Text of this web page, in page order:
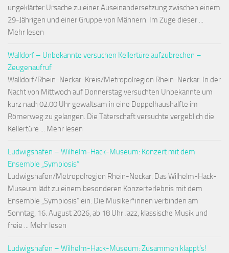
ungeklärter Ursache zu einer Auseinandersetzung zwischen einem
29-Jährigen und einer Gruppe von Männern. Im Zuge dieser ...
Mehr lesen
Walldorf – Unbekannte versuchen Kellertüre aufzubrechen –
Zeugenaufruf
Walldorf/Rhein-Neckar-Kreis/Metropolregion Rhein-Neckar. In der
Nacht von Mittwoch auf Donnerstag versuchten Unbekannte um
kurz nach 02:00 Uhr gewaltsam in eine Doppelhaushälfte im
Römerweg zu gelangen. Die Täterschaft versuchte vergeblich die
Kellertüre ... Mehr lesen
Ludwigshafen – Wilhelm-Hack-Museum: Konzert mit dem
Ensemble „Symbiosis“
Ludwigshafen/Metropolregion Rhein-Neckar. Das Wilhelm-Hack-
Museum lädt zu einem besonderen Konzerterlebnis mit dem
Ensemble „Symbiosis“ ein. Die Musiker*innen verbinden am
Sonntag, 16. August 2026, ab 18 Uhr Jazz, klassische Musik und
freie ... Mehr lesen
Ludwigshafen – Wilhelm-Hack-Museum: Zusammen klappt’s!